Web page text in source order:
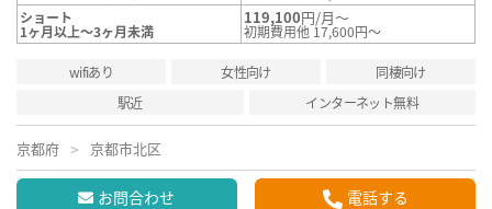
ショート
1ヶ月以上～3ヶ月未満
119,100円/月～
初期費用他 17,600円～
wifiあり 女性向け
同棲向け
駅近
インターネット無料
京都府 京都市北区
お問合わせ 電話する